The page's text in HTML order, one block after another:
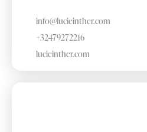
info@lucieinther.com
+32479272216
lucieinther.com